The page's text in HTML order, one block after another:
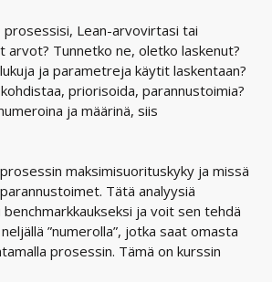
Lean-arvovirtasi tai
arvot? Tunnetko ne, oletko laskenut?
ja parametreja käytit laskentaan?
priorisoida, parannustoimia?
ja määrinä, siis
maksimisuorituskyky ja missä
Tätä analyysiä
ja voit sen tehdä
”numerolla”, jotka saat omasta
prosessin. Tämä on kurssin